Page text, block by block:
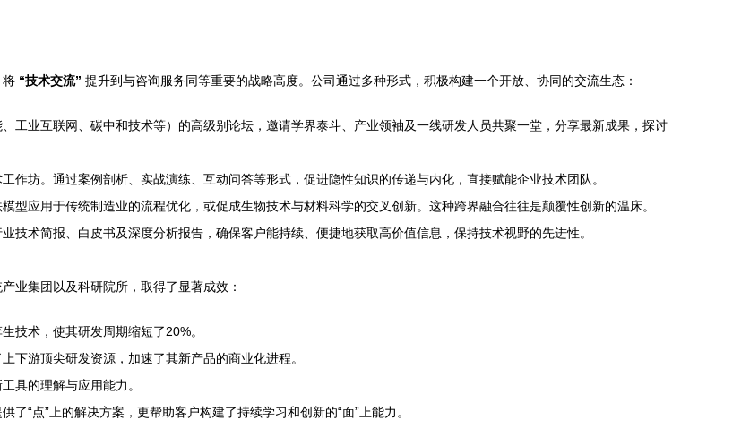
将 “技术交流” 提升到与咨询服务同等重要的战略高度。公司通过多种形式，积极构建一个开放、协同的交流生态：
工业互联网、碳中和技术等）的高级别论坛，邀请学界泰斗、产业领袖及一线研发人员共聚一堂，分享最新成果，探讨
作坊。通过案例剖析、实战演练、互动问答等形式，促进隐性知识的传递与内化，直接赋能企业技术团队。
型应用于传统制造业的流程优化，或促成生物技术与材料科学的交叉创新。这种跨界融合往往是颠覆性创新的温床。
技术简报、白皮书及深度分析报告，确保客户能持续、便捷地获取高价值信息，保持技术视野的先进性。
业集团以及科研院所，取得了显著成效：
技术，使其研发周期缩短了20%。
下游顶尖研发资源，加速了其新产品的商业化进程。
具的理解与应用能力。
“点”上的解决方案，更帮助客户构建了持续学习和创新的“面”上能力。